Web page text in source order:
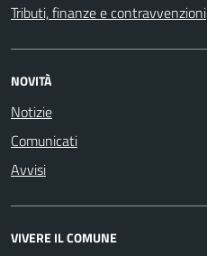
Tributi, finanze e contravvenzioni
NOVITÀ
Notizie
Comunicati
Avvisi
VIVERE IL COMUNE